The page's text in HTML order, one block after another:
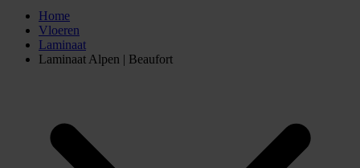
Home
Vloeren
Laminaat
Laminaat Alpen | Beaufort